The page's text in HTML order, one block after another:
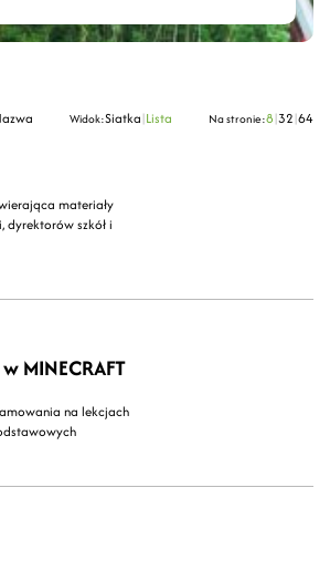
Widok:Siatka|Lista Na stronie:8|32|64
materiały
dyrektorów szkół i
MINECRAFT
na lekcjach